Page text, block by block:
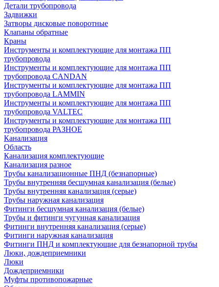
Детали трубопровода
Задвижки
Затворы дисковые поворотные
Клапаны обратные
Краны
Инструменты и комплектующие для монтажа ПП
трубопровода
Инструменты и комплектующие для монтажа ПП
трубопровода CANDAN
Инструменты и комплектующие для монтажа ПП
трубопровода LAMMIN
Инструменты и комплектующие для монтажа ПП
трубопровода VALTEC
Инструменты и комплектующие для монтажа ПП
трубопровода РАЗНОЕ
Канализация
Область
Канализация комплектующие
Канализация разное
Трубы канализационные ПНД (безнапорные)
Трубы внутренняя бесшумная канализация (белые)
Трубы внутренняя канализация (серые)
Трубы наружная канализация
Фитинги бесшумная канализация (белые)
Трубы и фитинги чугунная канализация
Фитинги внутренняя канализация (серые)
Фитинги наружная канализация
Фитинги ПНД и комплектующие для безнапорной трубы
Люки, дождеприемники
Люки
Дождеприемники
Муфты противопожарные